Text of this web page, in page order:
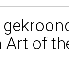
Art of